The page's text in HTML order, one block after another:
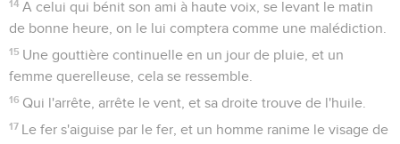
14 A celui qui bénit son ami à haute voix, se levant le matin
de bonne heure, on le lui comptera comme une malédiction.
15 Une gouttière continuelle en un jour de pluie, et un
femme querelleuse, cela se ressemble.
16 Qui l'arrête, arrête le vent, et sa droite trouve de l'huile.
17 Le fer s'aiguise par le fer, et un homme ranime le visage de